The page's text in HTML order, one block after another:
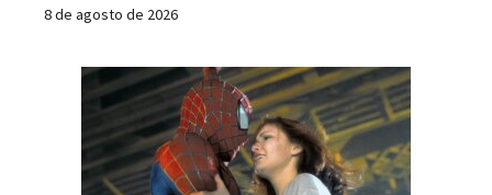
8 de agosto de 2026